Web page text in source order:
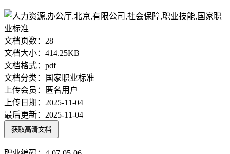
文档页数： 28
文档大小： 414.25KB
文档格式： pdf
文档分类：
国家职业标准
上传会员：
匿名用户
上传日期： 2025-11-04
最后更新： 2025-11-04
获取高清文档